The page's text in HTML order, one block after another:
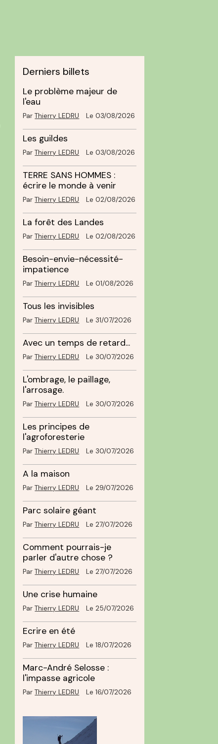
Derniers billets
Le problème majeur de
l'eau
ParThierry LEDRU Le 03/08/2026
Les guildes
ParThierry LEDRU Le 03/08/2026
TERRE SANS HOMMES :
écrire le monde à venir
ParThierry LEDRU Le 02/08/2026
La forêt des Landes
ParThierry LEDRU Le 02/08/2026
Besoin-envie-nécessité-
impatience
ParThierry LEDRU Le 01/08/2026
Tous les invisibles
ParThierry LEDRU Le 31/07/2026
Avec un temps de retard...
ParThierry LEDRU Le 30/07/2026
L'ombrage, le paillage,
l'arrosage.
ParThierry LEDRU Le 30/07/2026
Les principes de
l'agroforesterie
ParThierry LEDRU Le 30/07/2026
A la maison
ParThierry LEDRU Le 29/07/2026
Parc solaire géant
ParThierry LEDRU Le 27/07/2026
Comment pourrais-je
parler d'autre chose ?
ParThierry LEDRU Le 27/07/2026
Une crise humaine
ParThierry LEDRU Le 25/07/2026
Ecrire en été
ParThierry LEDRU Le 18/07/2026
Marc-André Selosse :
l'impasse agricole
ParThierry LEDRU Le 16/07/2026